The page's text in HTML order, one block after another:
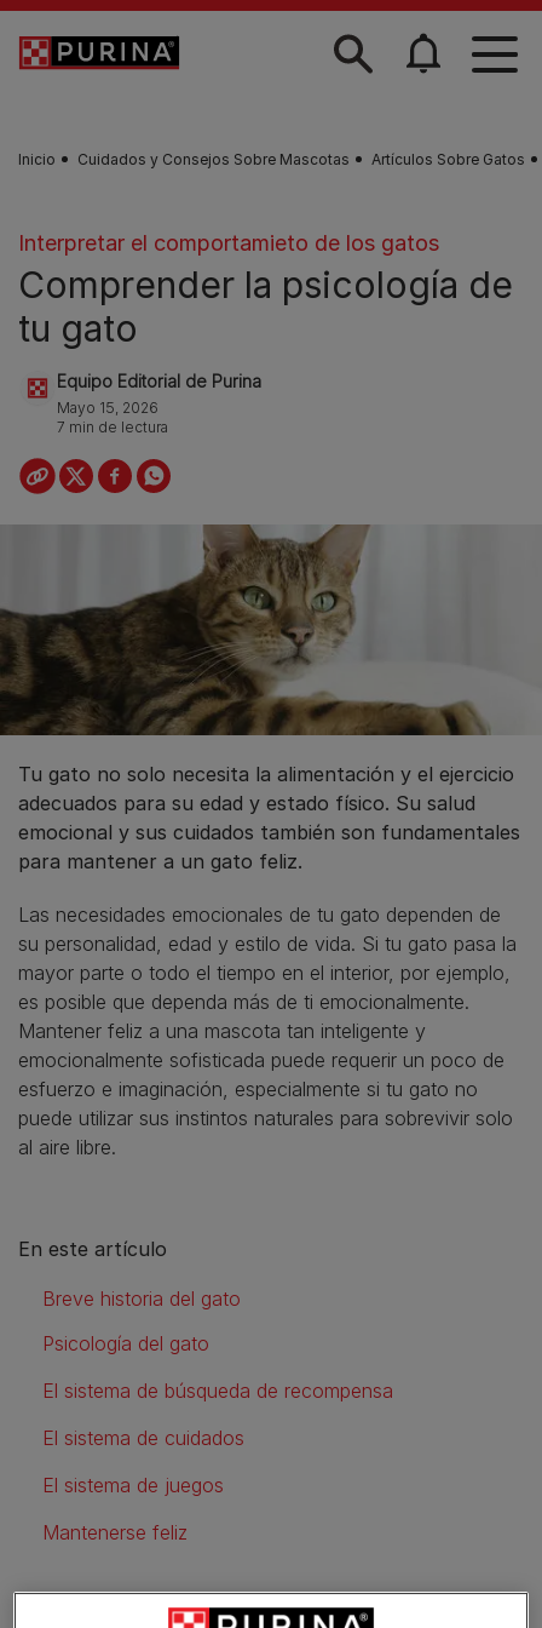
Skip to main content
Inicio Cuidados y Consejos Sobre Mascotas Artículos Sobre Gatos
Interpretar el comportamieto de los gatos
Comprender la psicología de
tu gato
Equipo Editorial de Purina
Mayo 15, 2026
7 min de lectura
Tu gato no solo necesita la alimentación y el ejercicio
adecuados para su edad y estado físico. Su salud
emocional y sus cuidados también son fundamentales
para mantener a un gato feliz.
Las necesidades emocionales de tu gato dependen de
su personalidad, edad y estilo de vida. Si tu gato pasa la
mayor parte o todo el tiempo en el interior, por ejemplo,
es posible que dependa más de ti emocionalmente.
Mantener feliz a una mascota tan inteligente y
emocionalmente sofisticada puede requerir un poco de
esfuerzo e imaginación, especialmente si tu gato no
puede utilizar sus instintos naturales para sobrevivir solo
al aire libre.
En este artículo
Breve historia del gato
Psicología del gato
El sistema de búsqueda de recompensa
El sistema de cuidados
El sistema de juegos
Mantenerse feliz